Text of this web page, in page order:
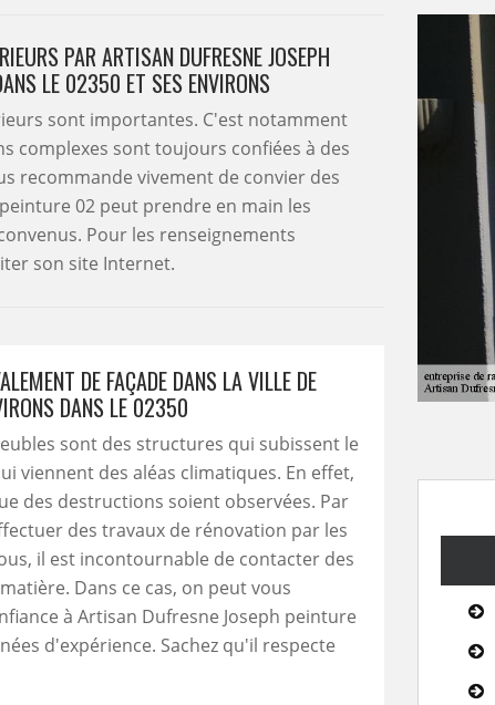
PAR ARTISAN DUFRESNE JOSEPH
LE 02350 ET SES ENVIRONS
sont importantes. C'est notamment
complexes sont toujours confiées à des
recommande vivement de convier des
02 peut prendre en main les
Pour les renseignements
son site Internet.
DE FAÇADE DANS LA VILLE DE
DANS LE 02350
sont des structures qui subissent le
viennent des aléas climatiques. En effet,
des destructions soient observées. Par
des travaux de rénovation par les
il est incontournable de contacter des
Dans ce cas, on peut vous
à Artisan Dufresne Joseph peinture
d'expérience. Sachez qu'il respecte